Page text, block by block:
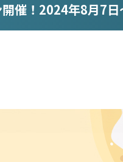
開催！2024年8月7